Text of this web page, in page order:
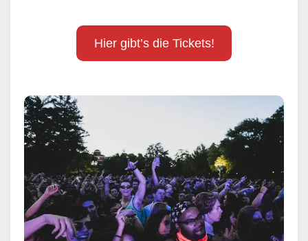
Hier gibt’s die Tickets!